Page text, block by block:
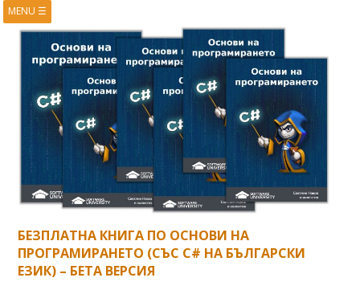
MENU ☰
HOME
ABOUT
BOOKS
COURSES
VIDEOS
PRESENTATIONS
PUBLICATIONS
CONTACTS
RSS FEED
БЕЗПЛАТНА КНИГА ПО ОСНОВИ НА
ПРОГРАМИРАНЕТО (СЪС C# НА БЪЛГАРСКИ
ЕЗИК) – БЕТА ВЕРСИЯ